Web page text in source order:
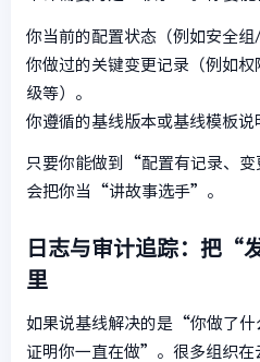
你当前的配置状态（例如安全
你做过的关键变更记录（例如
级等）。
你遵循的基线版本或基线模板说
只要你能做到“配置有记录、
会把你当“讲故事选手”。
日志与审计追踪：把“
里
如果说基线解决的是“你做了
证明你一直在做”。很多组织在